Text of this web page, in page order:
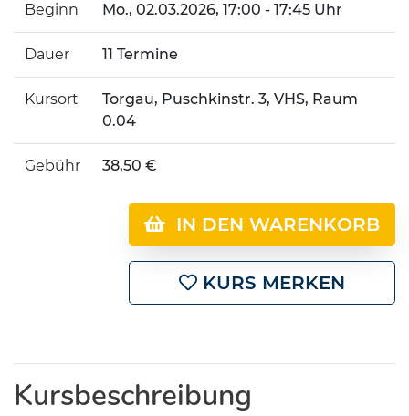
Beginn Mo., 02.03.2026, 17:00 - 17:45 Uhr
Dauer 11 Termine
Kursort
Torgau, Puschkinstr. 3, VHS, Raum
0.04
Gebühr 38,50 €
IN DEN WARENKORB
KURS MERKEN
Kursbeschreibung